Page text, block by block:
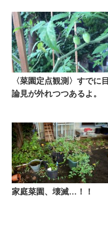
〈菜園定点観測〉すでに目
論見が外れつつあるよ。
家庭菜園、壊滅…！！